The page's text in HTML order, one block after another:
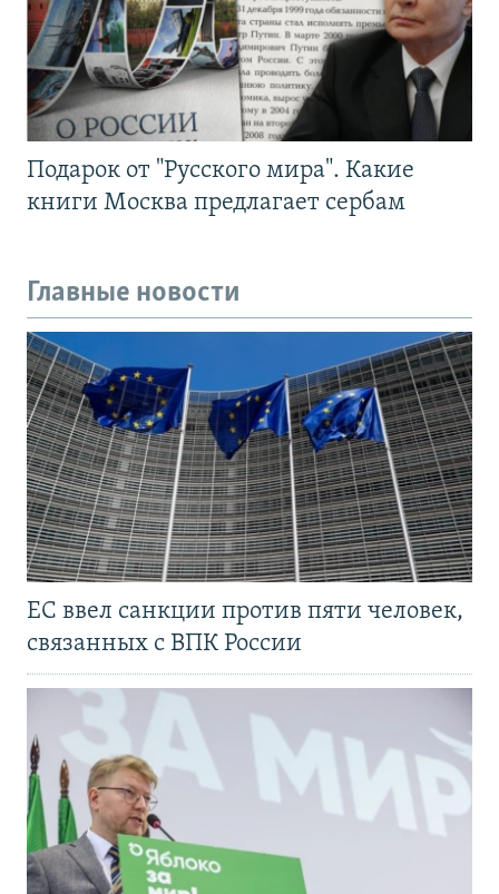
Подарок от "Русского мира". Какие
книги Москва предлагает сербам
Главные новости
ЕС ввел санкции против пяти человек,
связанных с ВПК России